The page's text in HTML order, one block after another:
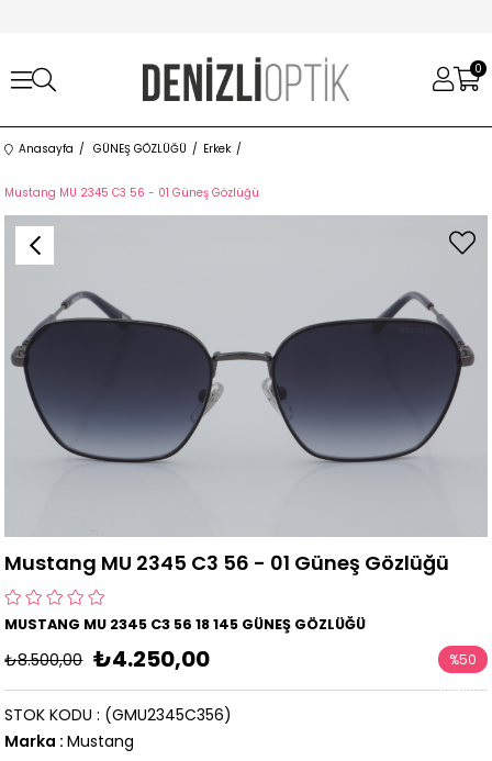
0
Anasayfa GÜNEŞ GÖZLÜĞÜ Erkek
Mustang MU 2345 C3 56 - 01 Güneş Gözlüğü
Mustang MU 2345 C3 56 - 01 Güneş Gözlüğü
MUSTANG MU 2345 C3 56 18 145 GÜNEŞ GÖZLÜĞÜ
₺8.500,00 ₺4.250,00 %50
İndirim
(GMU2345C356)
STOK KODU
Marka : Mustang